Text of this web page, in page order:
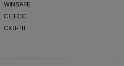
WINSAFE
CE,FCC
CKB-18